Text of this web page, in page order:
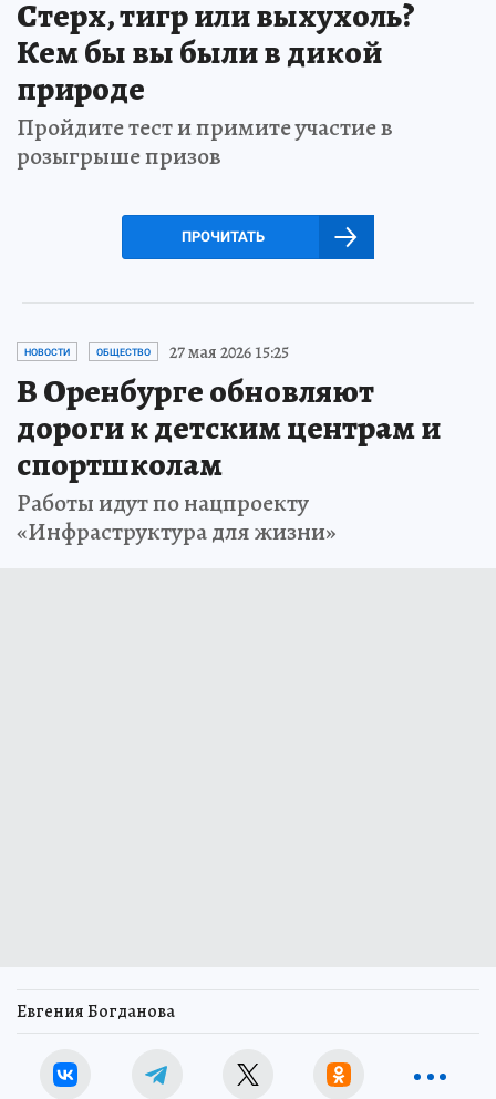
Стерх, тигр или выхухоль?
Кем бы вы были в дикой
природе
Пройдите тест и примите участие в
розыгрыше призов
ПРОЧИТАТЬ
НОВОСТИ ОБЩЕСТВО 27 мая 2026 15:25
В Оренбурге обновляют
дороги к детским центрам и
спортшколам
Работы идут по нацпроекту
«Инфраструктура для жизни»
Евгения Богданова